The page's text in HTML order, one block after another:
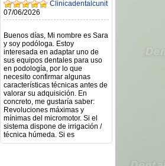
07/06/2026
y soy podóloga. Estoy
interesada en adaptar uno de
sus equipos dentales para uso
en podología, por lo que
necesito confirmar algunas
características técnicas antes de
valorar su adquisición. En
concreto, me gustaría saber:
Revoluciones máximas y
mínimas del micromotor. Si el
sistema dispone de irrigación /
técnica húmeda. Si es
compatible con mango recto
(pieza recta para fresas de